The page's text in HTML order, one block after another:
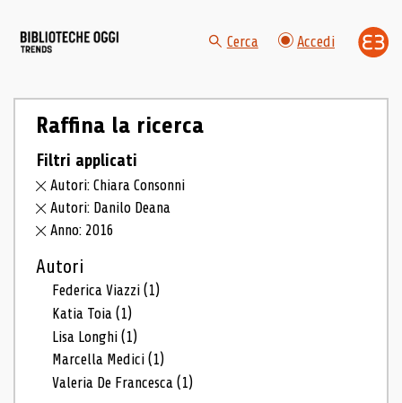
Cerca Accedi
Raffina la ricerca
Filtri applicati
Autori: Chiara Consonni
Autori: Danilo Deana
Anno: 2016
Autori
Federica Viazzi(1)
Katia Toia(1)
Lisa Longhi(1)
Marcella Medici(1)
Valeria De Francesca(1)